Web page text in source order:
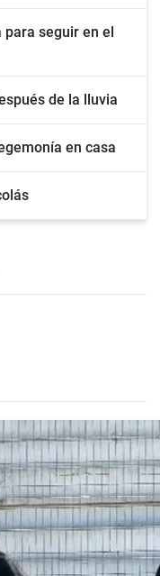
para seguir en el
de la lluvia
en casa